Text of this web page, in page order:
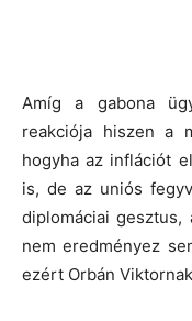
Amíg a gabona
reakciója hiszen a
hogyha az inflációt
is, de az uniós
diplomáciai
nem eredményez
ezért Orbán